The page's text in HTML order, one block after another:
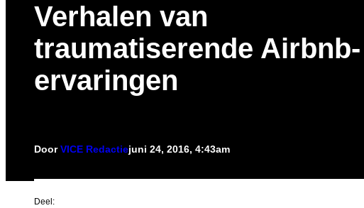
Verhalen van
traumatiserende Airbnb-
ervaringen
DoorVICE Redactiejuni 24, 2016, 4:43am
Deel: